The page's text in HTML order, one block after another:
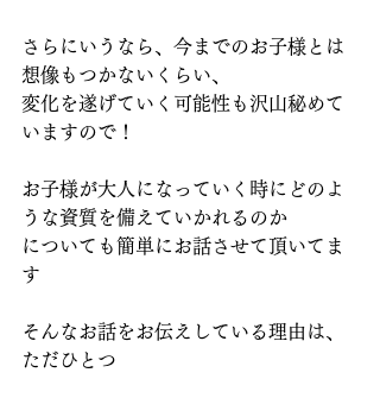
さらにいうなら、今までのお子様とは
想像もつかないくらい、
変化を遂げていく可能性も沢山秘めて
いますので！
お子様が大人になっていく時にどのよ
うな資質を備えていかれるのか
についても簡単にお話させて頂いてま
す
そんなお話をお伝えしている理由は、
ただひとつ